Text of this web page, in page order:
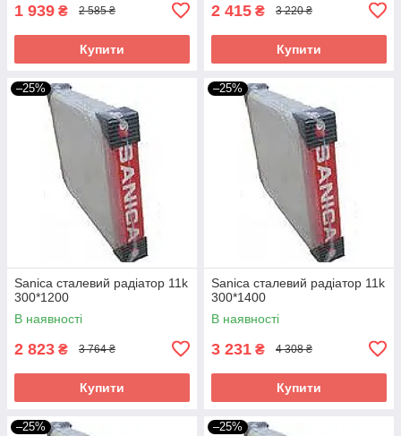
1 939 ₴ 2 585 ₴
Купити
2 415 ₴ 3 220 ₴
Купити
–25%
Sanica сталевий радіатор 11k
300*1200
В наявності
2 823 ₴ 3 764 ₴
Купити
–25%
Sanica сталевий радіатор 11k
300*1400
В наявності
3 231 ₴ 4 308 ₴
Купити
–25% –25%